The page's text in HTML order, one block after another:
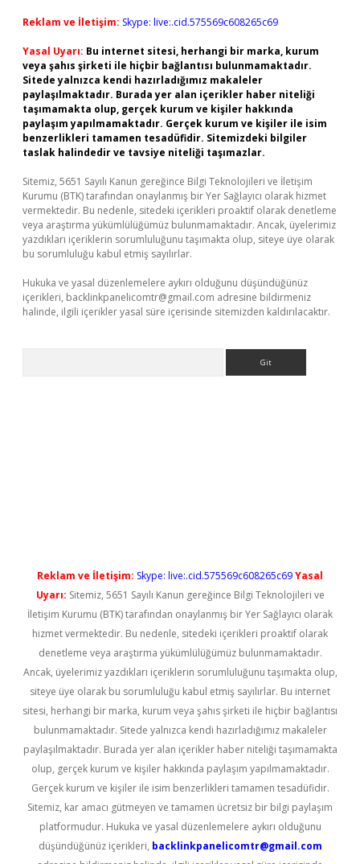
Reklam ve İletişim: Skype: live:.cid.575569c608265c69
Yasal Uyarı: Bu internet sitesi, herhangi bir marka, kurum
veya şahıs şirketi ile hiçbir bağlantısı bulunmamaktadır.
Sitede yalnızca kendi hazırladığımız makaleler
paylaşılmaktadır. Burada yer alan içerikler haber niteliği
taşımamakta olup, gerçek kurum ve kişiler hakkında
paylaşım yapılmamaktadır. Gerçek kurum ve kişiler ile isim
benzerlikleri tamamen tesadüfidir. Sitemizdeki bilgiler
taslak halindedir ve tavsiye niteliği taşımazlar.
Sitemiz, 5651 Sayılı Kanun gereğince Bilgi Teknolojileri ve İletişim
Kurumu (BTK) tarafından onaylanmış bir Yer Sağlayıcı olarak hizmet
vermektedir. Bu nedenle, sitedeki içerikleri proaktif olarak denetleme
veya araştırma yükümlülüğümüz bulunmamaktadır. Ancak, üyelerimiz
yazdıkları içeriklerin sorumluluğunu taşımakta olup, siteye üye olarak
bu sorumluluğu kabul etmiş sayılırlar.
Hukuka ve yasal düzenlemelere aykırı olduğunu düşündüğünüz
içerikleri, backlinkpanelicomtr@gmail.com adresine bildirmeniz
halinde, ilgili içerikler yasal süre içerisinde sitemizden kaldırılacaktır.
Reklam ve İletişim: Skype: live:.cid.575569c608265c69Yasal
Uyarı: Sitemiz, 5651 Sayılı Kanun gereğince Bilgi Teknolojileri ve
İletişim Kurumu (BTK) tarafından onaylanmış bir Yer Sağlayıcı olarak
hizmet vermektedir. Bu nedenle, sitedeki içerikleri proaktif olarak
denetleme veya araştırma yükümlülüğümüz bulunmamaktadır.
Ancak, üyelerimiz yazdıkları içeriklerin sorumluluğunu taşımakta olup,
siteye üye olarak bu sorumluluğu kabul etmiş sayılırlar. Bu internet
sitesi, herhangi bir marka, kurum veya şahıs şirketi ile hiçbir bağlantısı
bulunmamaktadır. Sitede yalnızca kendi hazırladığımız makaleler
paylaşılmaktadır. Burada yer alan içerikler haber niteliği taşımamakta
olup, gerçek kurum ve kişiler hakkında paylaşım yapılmamaktadır.
Gerçek kurum ve kişiler ile isim benzerlikleri tamamen tesadüfidir.
Sitemiz, kar amacı gütmeyen ve tamamen ücretsiz bir bilgi paylaşım
platformudur. Hukuka ve yasal düzenlemelere aykırı olduğunu
düşündüğünüz içerikleri, backlinkpanelicomtr@gmail.com